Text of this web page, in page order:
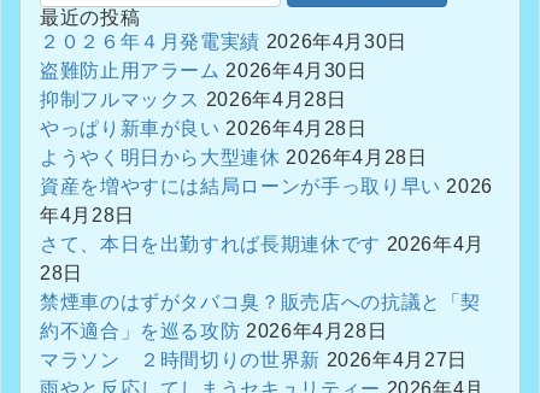
最近の投稿
２０２６年４月発電実績 2026年4月30日
盗難防止用アラーム 2026年4月30日
抑制フルマックス 2026年4月28日
やっぱり新車が良い 2026年4月28日
ようやく明日から大型連休 2026年4月28日
資産を増やすには結局ローンが手っ取り早い 2026
年4月28日
さて、本日を出勤すれば長期連休です 2026年4月
28日
禁煙車のはずがタバコ臭？販売店への抗議と「契
約不適合」を巡る攻防 2026年4月28日
マラソン ２時間切りの世界新 2026年4月27日
雨やと反応してしまうセキュリティー 2026年4月